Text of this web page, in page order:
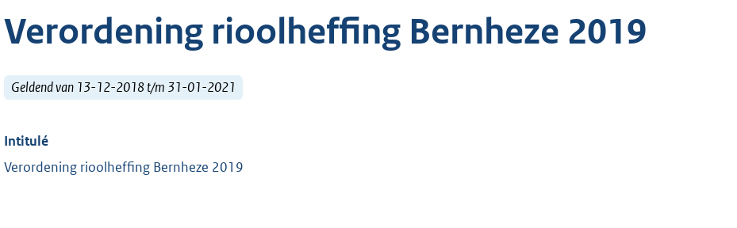
Verordening rioolheffing Bernheze 2019
Geldend van 13-12-2018 t/m 31-01-2021
Intitulé
Verordening rioolheffing Bernheze 2019